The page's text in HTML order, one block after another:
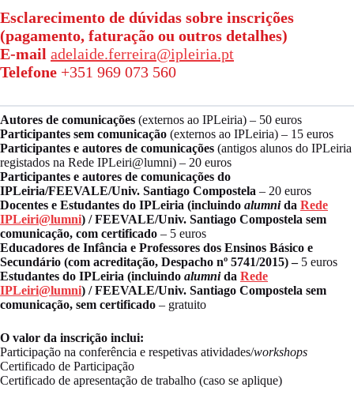
Esclarecimento de dúvidas sobre inscrições
(pagamento, faturação ou outros detalhes)
E-mail adelaide.ferreira@ipleiria.pt
Telefone +351 969 073 560
Autores de comunicações (externos ao IPLeiria) – 50 euros
Participantes sem comunicação (externos ao IPLeiria) – 15 euros
Participantes e autores de comunicações (antigos alunos do IPLeiria
registados na Rede IPLeiri@lumni) – 20 euros
Participantes e autores de comunicações do
IPLeiria/FEEVALE/Univ. Santiago Compostela – 20 euros
Docentes e Estudantes do IPLeiria (incluindo alumnida Rede
IPLeiri@lumni) / FEEVALE/Univ. Santiago Compostela sem
comunicação, com certificado – 5 euros
Educadores de Infância e Professores dos Ensinos Básico e
Secundário (com acreditação, Despacho nº 5741/2015) – 5 euros
Estudantes do IPLeiria (incluindo alumnida Rede
IPLeiri@lumni) / FEEVALE/Univ. Santiago Compostela sem
comunicação, sem certificado – gratuito
O valor da inscrição inclui:
Participação na conferência e respetivas atividades/workshops
Certificado de Participação
Certificado de apresentação de trabalho (caso se aplique)